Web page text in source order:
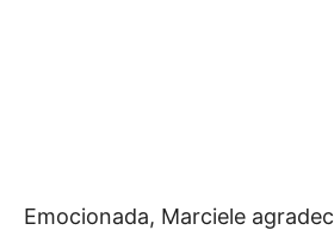
Emocionada, Marciele